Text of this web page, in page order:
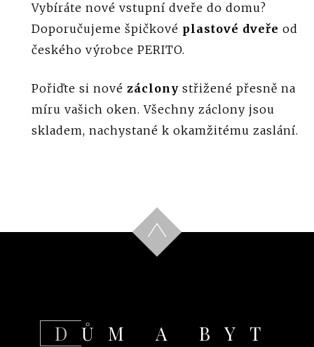
Vybíráte nové vstupní dveře do domu?
Doporučujeme špičkové plastové dveře od
českého výrobce PERITO.
Pořiďte si nové záclony střižené přesně na
míru vašich oken. Všechny záclony jsou
skladem, nachystané k okamžitému zaslání.
DŮM A BYT